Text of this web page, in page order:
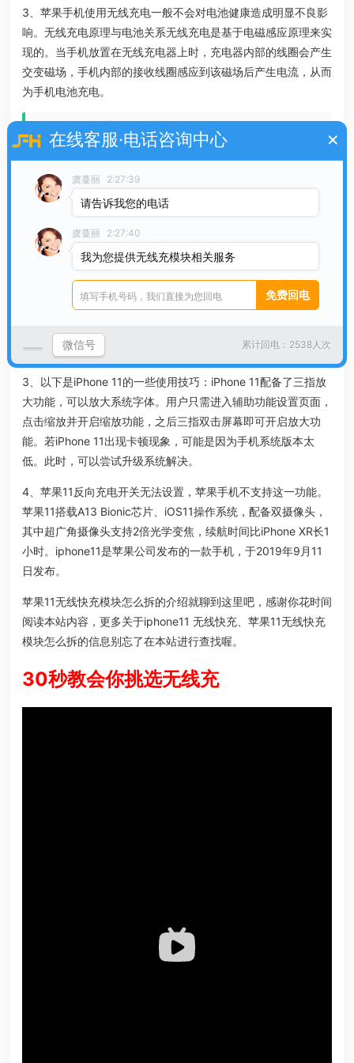
3、苹果手机使用无线充电一般不会对电池健康造成明显不良影
响。无线充电原理与电池关系无线充电是基于电磁感应原理来实
现的。当手机放置在无线充电器上时，充电器内部的线圈会产生
交变磁场，手机内部的接收线圈感应到该磁场后产生电流，从而
为手机电池充电。
苹果11反向充电开关怎么设置
1、苹果11不支持反向充电功能，因此无法设置反向充电开关。
以下是关于iPhone11充电功能及相关使用技巧的详细说明：充
电功能 不支持无线反向充电：iPhone11并未配备无线反向充电
和无线充电：iPhone11支持有线快充和无线充电技术，为用户
提供了多种充电方式。
2、iPhone 11并不支持反向充电功能，因此不存在反向充电开关
的设置选项。反向充电的定义与硬件要求：反向充电指设备通过
自身电池为其他设备供电，通常需硬件支持（如专用充电线圈、
高功率输出模块）。
3、以下是iPhone 11的一些使用技巧：iPhone 11配备了三指放
大功能，可以放大系统字体。用户只需进入辅助功能设置页面，
点击缩放并开启缩放功能，之后三指双击屏幕即可开启放大功
能。若iPhone 11出现卡顿现象，可能是因为手机系统版本太
低。此时，可以尝试升级系统解决。
4、苹果11反向充电开关无法设置，苹果手机不支持这一功能。
苹果11搭载A13 Bionic芯片、iOS11操作系统，配备双摄像头，
其中超广角摄像头支持2倍光学变焦，续航时间比iPhone XR长1
小时。iphone11是苹果公司发布的一款手机，于2019年9月11
日发布。
苹果11无线快充模块怎么拆的介绍就聊到这里吧，感谢你花时间
阅读本站内容，更多关于iphone11 无线快充、苹果11无线快充
模块怎么拆的信息别忘了在本站进行查找喔。
30秒教会你挑选无线充
在线客服·电话咨询中心 ×
虞蔓丽 2:27:39
请告诉我您的电话
虞蔓丽 2:27:40
我为您提供无线充模块相关服务
累计回电：2538人次
微信号